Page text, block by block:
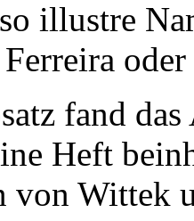
illustre
fand
Heft
von Wittek